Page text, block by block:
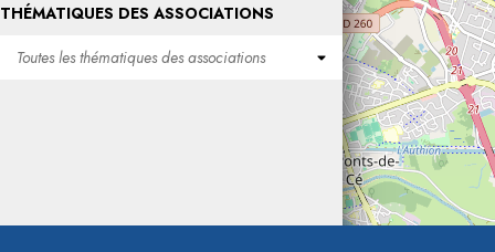
THÉMATIQUES DES ASSOCIATIONS
Toutes les thématiques des associations